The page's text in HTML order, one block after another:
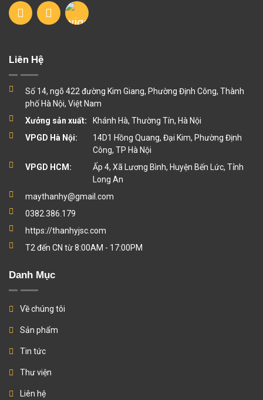
Liên Hệ
Số 14, ngõ 422 đường Kim Giang, Phường Định Công, Thành
phố Hà Nội, Việt Nam
Xưởng sản xuất:
Khánh Hà, Thường Tín, Hà Nội
VPGD Hà Nội:
14D1 Hồng Quang, Đại Kim, Phường Định
Công, TP Hà Nội
VPGD HCM:
Ấp 4, Xã Lương Bình, Huyện Bến Lức, Tỉnh
Long An
maythanhy@gmail.com
0382.386.179
https://thanhyjsc.com
T2 đến CN từ 8:00AM - 17:00PM
Danh Mục
Về chúng tôi
Sản phẩm
Tin tức
Thư viện
Liên hệ